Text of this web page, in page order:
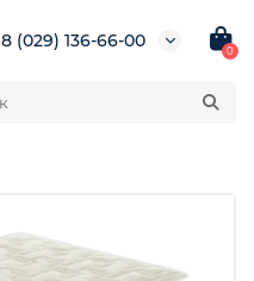
8 (029) 136-66-00
0